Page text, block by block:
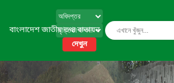
বাংলাদেশ জাতীয় তথ্য বাতায়ন
দেখুন